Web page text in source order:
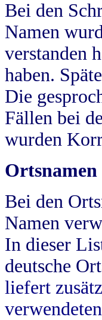
Bei den
Namen
verstanden
haben.
Die
Fällen bei
wurden
Ortsnamen
Bei den
Namen
In dieser
deutsche
liefert